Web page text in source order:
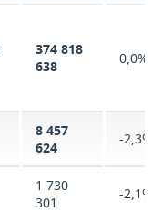
374 818
638
0,0%
8 457
624
-2,3%
1 730
301
-2,1%